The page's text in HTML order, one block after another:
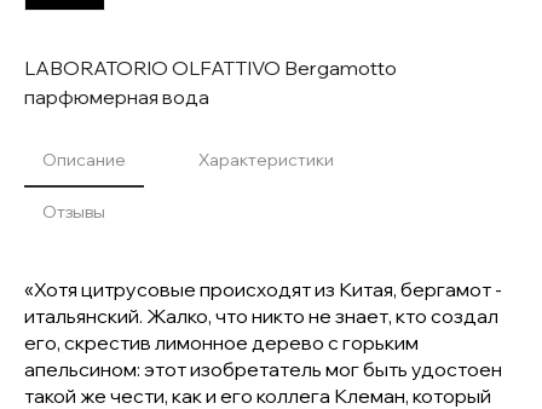
LABORATORIO OLFATTIVO Bergamotto
парфюмерная вода
Описание Характеристики
Отзывы
«Хотя цитрусовые происходят из Китая, бергамот -
итальянский. Жалко, что никто не знает, кто создал
его, скрестив лимонное дерево с горьким
апельсином: этот изобретатель мог быть удостоен
такой же чести, как и его коллега Клеман, который